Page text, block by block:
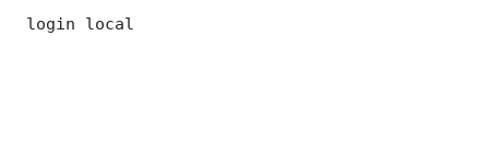
login local